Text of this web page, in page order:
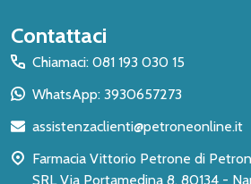
Inizio
del
piè
pagina
Contattaci
Chiamaci: 081 193 030 15
WhatsApp: 3930657273
assistenzaclienti@petroneonline.it
Farmacia Vittorio Petrone di
SRL Via Portamedina 8, 80134 - Napoli NA P.IVA: